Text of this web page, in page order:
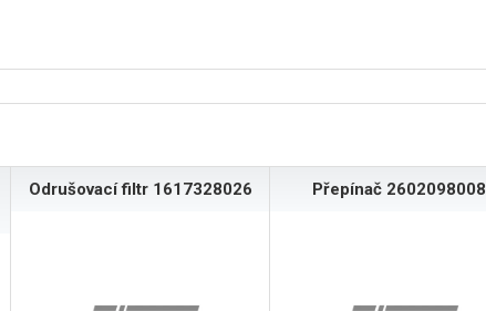
Odrušovací filtr 1617328026 Přepínač 2602098008